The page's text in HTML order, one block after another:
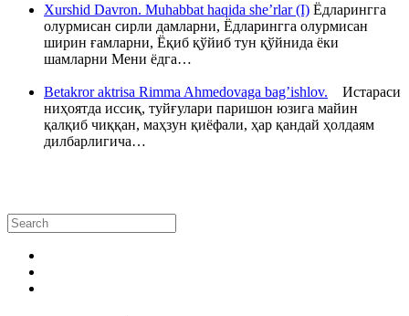
Xurshid Davron. Muhabbat haqida she’rlar (I) Ёдларингга
олурмисан сирли дамларни, Ёдларингга олурмисан
ширин ғамларни, Ёқиб қўйиб тун қўйнида ёки
шамларни Мени ёдга…
Betakror aktrisa Rimma Ahmedovaga bag’ishlov. Истараси
ниҳоятда иссиқ, туйғулари паришон юзига майин
қалқиб чиққан, маҳзун қиёфали, ҳар қандай ҳолдаям
дилбарлигича…